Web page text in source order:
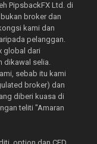
PipsbackFX Ltd. di
broker dan
kami dan
pelanggan.
global dari
dikawal selia.
sebab itu kami
broker) dan
diberi kuasa di
teliti "Amaran